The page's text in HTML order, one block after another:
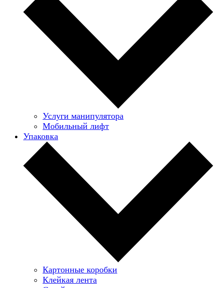
Услуги манипулятора
Мобильный лифт
Упаковка
Картонные коробки
Клейкая лента